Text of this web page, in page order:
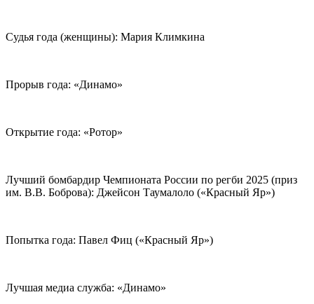
Судья года (женщины): Мария Климкина
Прорыв года: «Динамо»
Открытие года: «Ротор»
Лучший бомбардир Чемпионата России по регби 2025 (приз
им. В.В. Боброва): Джейсон Таумалоло («Красный Яр»)
Попытка года: Павел Фиц («Красный Яр»)
Лучшая медиа служба: «Динамо»